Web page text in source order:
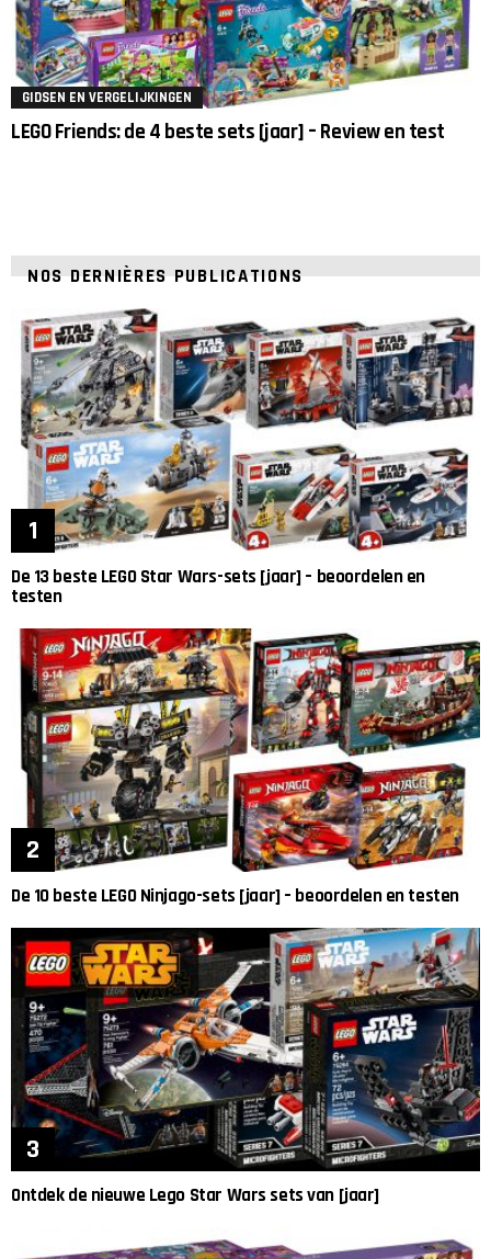
GIDSEN EN VERGELIJKINGEN
LEGO Friends: de 4 beste sets [jaar] – Review en test
NOS DERNIÈRES PUBLICATIONS
De 13 beste LEGO Star Wars-sets [jaar] – beoordelen en
testen
De 10 beste LEGO Ninjago-sets [jaar] – beoordelen en testen
Ontdek de nieuwe Lego Star Wars sets van [jaar]